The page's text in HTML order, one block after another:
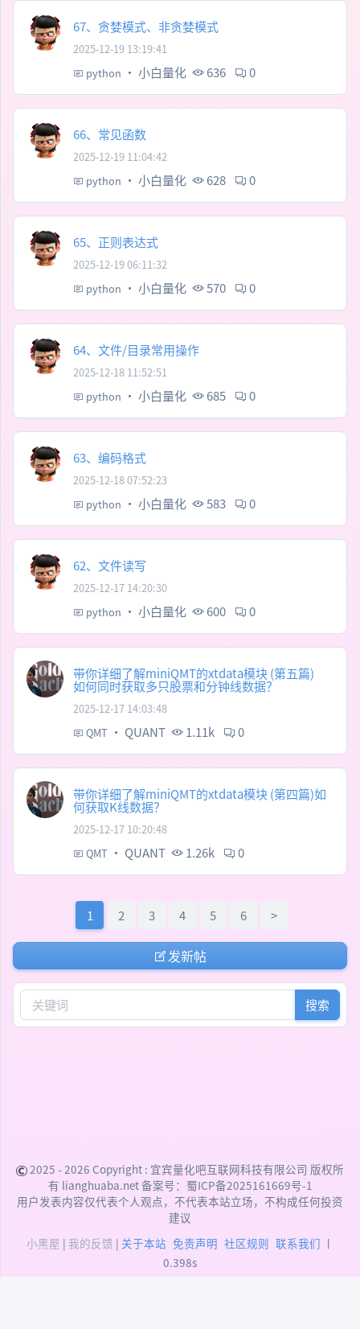
67、贪婪模式、非贪婪模式
2025-12-19 13:19:41
python · 小白量化 636 0
66、常见函数
2025-12-19 11:04:42
python · 小白量化 628 0
65、正则表达式
2025-12-19 06:11:32
python · 小白量化 570 0
64、文件/目录常用操作
2025-12-18 11:52:51
python · 小白量化 685 0
63、编码格式
2025-12-18 07:52:23
python · 小白量化 583 0
62、文件读写
2025-12-17 14:20:30
python · 小白量化 600 0
带你详细了解miniQMT的xtdata模块 (第五篇)
如何同时获取多只股票和分钟线数据？
2025-12-17 14:03:48
QMT · QUANT 1.11k 0
带你详细了解miniQMT的xtdata模块 (第四篇)如
何获取K线数据？
2025-12-17 10:20:48
QMT · QUANT 1.26k 0
1 2 3 4 5 6 >
发新帖
搜索
2025 - 2026 Copyright : 宜宾量化吧互联网科技有限公司 版权所
有 lianghuaba.net 备案号： 蜀ICP备2025161669号-1
用户发表内容仅代表个人观点，不代表本站立场，不构成任何投资
建议
小黑屋 | 我的反馈 | 关于本站 免责声明 社区规则 联系我们 丨
0.398s